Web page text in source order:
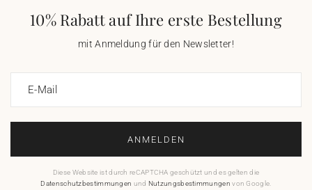
10% Rabatt auf Ihre erste Bestellung
mit Anmeldung für den Newsletter!
E-Mail
ANMELDEN
Diese Website ist durch reCAPTCHA geschützt und es gelten die
Datenschutzbestimmungen und Nutzungsbestimmungen von Google.